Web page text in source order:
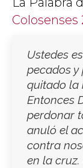
Colosenses
Ustedes
pecados y
quitado la
Entonces
perdonar
anuló el
contra
en la